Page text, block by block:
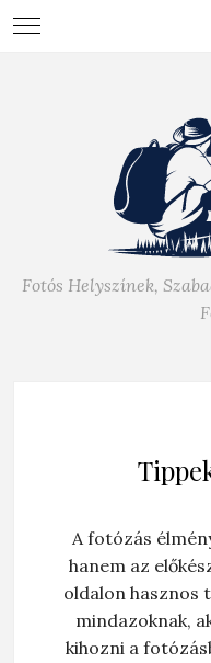
Fotós Helyszínek,
A fotózás
hanem az
oldalon hasznos
mindazoknak,
kihozni a